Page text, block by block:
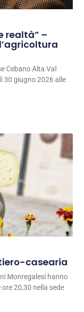
realtà” –
Cebano Alta Val
30 giugno 2026 alle
casearia
Monregalesi hanno
20,30 nella sede